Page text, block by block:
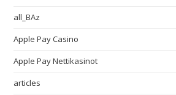
all_BAz
Apple Pay Casino
Apple Pay Nettikasinot
articles